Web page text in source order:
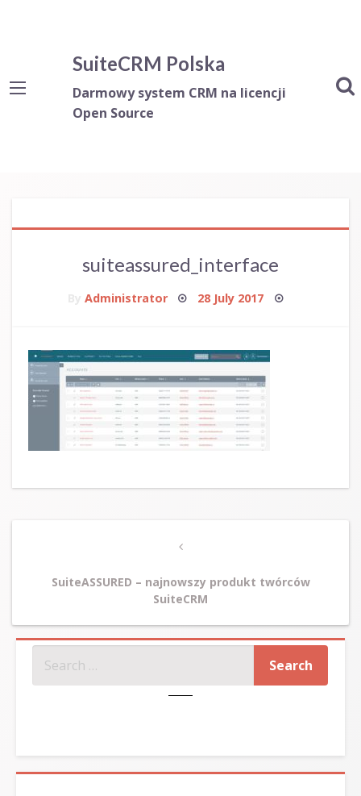
SuiteCRM Polska
Darmowy system CRM na licencji
Open Source
suiteassured_interface
Administrator Posted
28 July 2017
Previous
SuiteASSURED – najnowszy produkt twórców
SuiteCRM